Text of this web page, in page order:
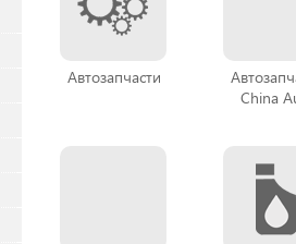
Автозапчасти
China